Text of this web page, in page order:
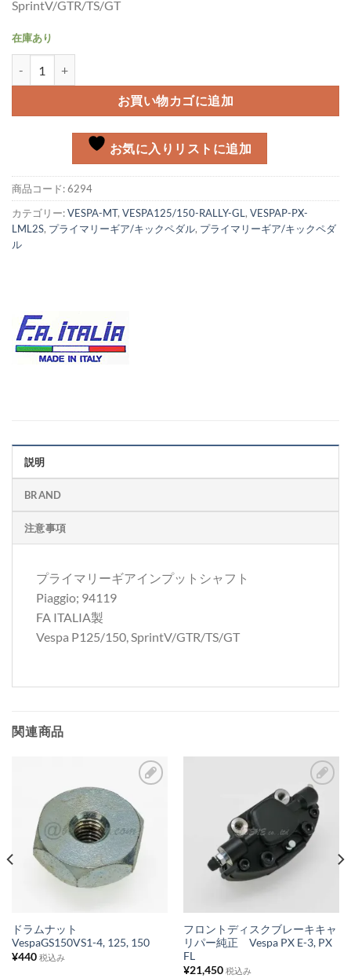
SprintV/GTR/TS/GT
在庫あり
お買い物カゴに追加
お気に入りリストに追加
商品コード:6294
カテゴリー:VESPA-MT, VESPA125/150-RALLY-GL, VESPAP-PX-
LML2S, プライマリーギア/キックペダル, プライマリーギア/キックペダ
ル
説明
BRAND
注意事項
プライマリーギアインプットシャフト
Piaggio; 94119
FA ITALIA製
Vespa P125/150, SprintV/GTR/TS/GT
関連商品
気
に
入
ト
ドラムナット
VespaGS150VS1-4, 125, 150
¥440 税込み
お
気
に
ス
ト
フロントディスクブレーキキャ
リパー純正 Vespa PX E-3, PX
FL
¥21,450 税込み